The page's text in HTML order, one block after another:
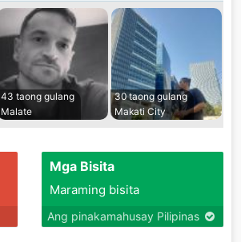
43 taong gulang
Malate
30 taong gulang
Makati City
Mga Bisita
Maraming bisita
Ang pinakamahusay Pilipinas